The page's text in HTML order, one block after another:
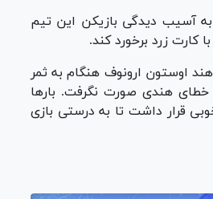
به آسیب دیدگی بازیکن این تیم
کارت زرد برخورد کند.
اوستون ارونوف هنگام به ثمر
هندی صورت نگرفت. بار‌ها
قرار داشت تا به درستی بازی